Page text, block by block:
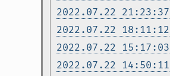
2022.07.22 21:23:37
2022.07.22 18:11:12
2022.07.22 15:17:03
2022.07.22 14:50:11